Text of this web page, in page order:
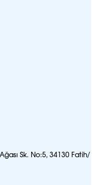
Sk. No:5, 34130 Fatih/